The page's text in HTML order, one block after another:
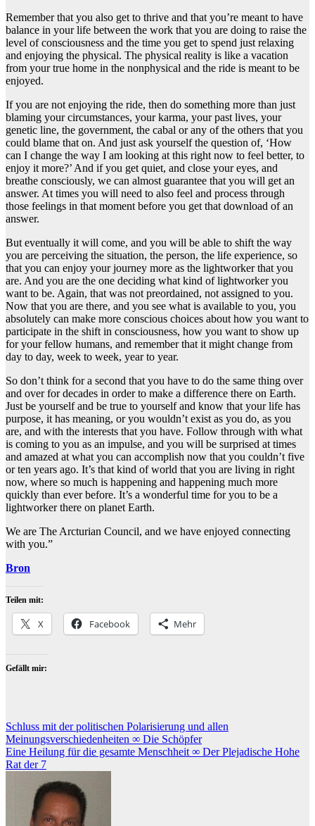
Remember that you also get to thrive and that you’re meant to have
balance in your life between the work that you are doing to raise the
level of consciousness and the time you get to spend just relaxing
and enjoying the physical. The physical reality is like a vacation
from your true home in the nonphysical and the ride is meant to be
enjoyed.
If you are not enjoying the ride, then do something more than just
blaming your circumstances, your karma, your past lives, your
genetic line, the government, the cabal or any of the others that you
could blame that on. And just ask yourself the question of, ‘How
can I change the way I am looking at this right now to feel better, to
enjoy it more?’ And if you get quiet, and close your eyes, and
breathe consciously, we can almost guarantee that you will get an
answer. At times you will need to also feel and process through
those feelings in that moment before you get that download of an
answer.
But eventually it will come, and you will be able to shift the way
you are perceiving the situation, the person, the life experience, so
that you can enjoy your journey more as the lightworker that you
are. And you are the one deciding what kind of lightworker you
want to be. Again, that was not preordained, not assigned to you.
Now that you are there, and you see what is available to you, you
absolutely can make more conscious choices about how you want to
participate in the shift in consciousness, how you want to show up
for your fellow humans, and remember that it might change from
day to day, week to week, year to year.
So don’t think for a second that you have to do the same thing over
and over for decades in order to make a difference there on Earth.
Just be yourself and be true to yourself and know that your life has
purpose, it has meaning, or you wouldn’t exist as you do, as you
are, and with the interests that you have. Follow through with what
is coming to you as an impulse, and you will be surprised at times
and amazed at what you can accomplish now that you couldn’t five
or ten years ago. It’s that kind of world that you are living in right
now, where so much is happening and happening much more
quickly than ever before. It’s a wonderful time for you to be a
lightworker there on planet Earth.
We are The Arcturian Council, and we have enjoyed connecting
with you.”
Bron
Teilen mit:
X Facebook Mehr
Gefällt mir:
Beitragsnavigation
Schluss mit der politischen Polarisierung und allen
Meinungsverschiedenheiten ∞ Die Schöpfer
Eine Heilung für die gesamte Menschheit ∞ Der Plejadische Hohe
Rat der 7